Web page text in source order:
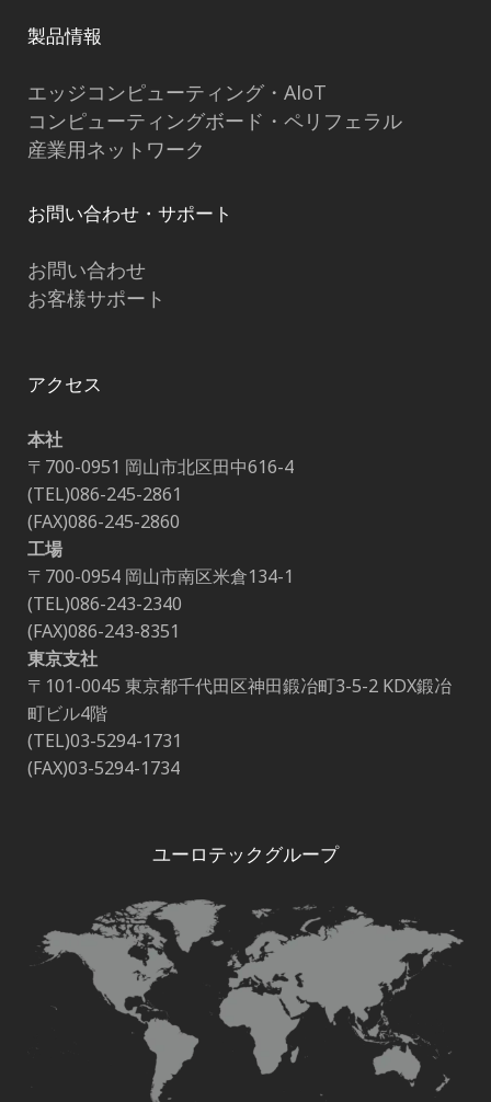
製品情報
エッジコンピューティング・AIoT
コンピューティングボード・ペリフェラル
産業用ネットワーク
お問い合わせ・サポート
お問い合わせ
お客様サポート
アクセス
本社
〒700-0951 岡山市北区田中616-4
(TEL)086-245-2861
(FAX)086-245-2860
工場
〒700-0954 岡山市南区米倉134-1
(TEL)086-243-2340
(FAX)086-243-8351
東京支社
〒101-0045 東京都千代田区神田鍛冶町3-5-2 KDX鍛冶
町ビル4階
(TEL)03-5294-1731
(FAX)03-5294-1734
ユーロテックグループ